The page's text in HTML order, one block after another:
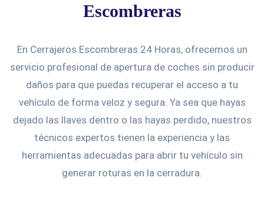
Escombreras
En Cerrajeros Escombreras 24 Horas, ofrecemos un
servicio profesional de apertura de coches sin producir
daños para que puedas recuperar el acceso a tu
vehículo de forma veloz y segura. Ya sea que hayas
dejado las llaves dentro o las hayas perdido, nuestros
técnicos expertos tienen la experiencia y las
herramientas adecuadas para abrir tu vehículo sin
generar roturas en la cerradura.